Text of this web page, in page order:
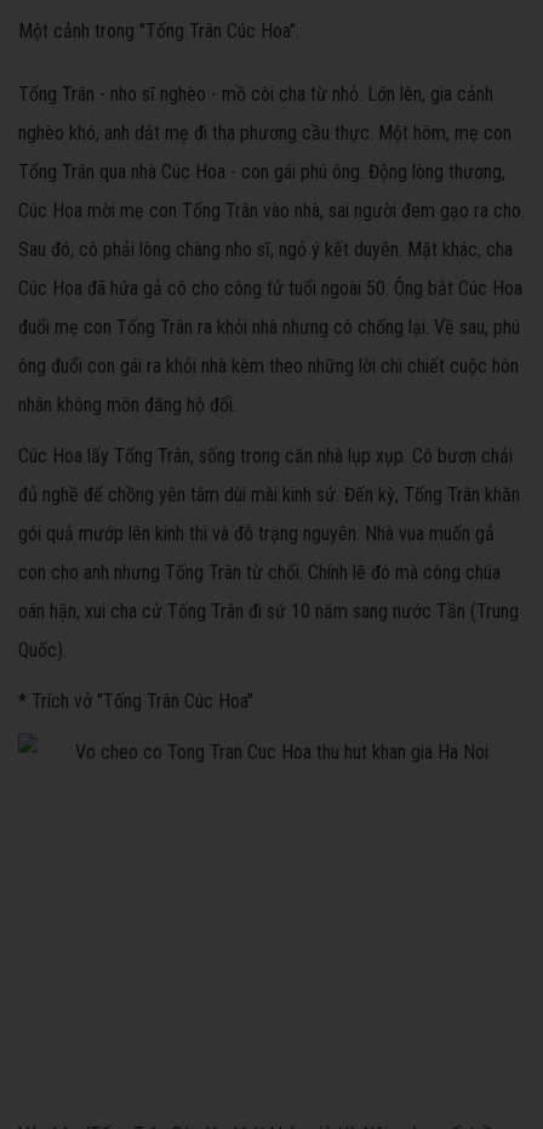
Một cảnh trong "Tống Trân Cúc Hoa".
Tống Trân - nho sĩ nghèo - mồ côi cha từ nhỏ. Lớn lên, gia cảnh
nghèo khó, anh dắt mẹ đi tha phương cầu thực. Một hôm, mẹ con
Tống Trân qua nhà Cúc Hoa - con gái phú ông. Động lòng thương,
Cúc Hoa mời mẹ con Tống Trân vào nhà, sai người đem gạo ra cho.
Sau đó, cô phải lòng chàng nho sĩ, ngỏ ý kết duyên. Mặt khác, cha
Cúc Hoa đã hứa gả cô cho công tử tuổi ngoài 50. Ông bắt Cúc Hoa
đuổi mẹ con Tống Trân ra khỏi nhà nhưng cô chống lại. Về sau, phú
ông đuổi con gái ra khỏi nhà kèm theo những lời chì chiết cuộc hôn
nhân không môn đăng hộ đối.
Cúc Hoa lấy Tống Trân, sống trong căn nhà lụp xụp. Cô bươn chải
đủ nghề để chồng yên tâm dùi mài kinh sử. Đến kỳ, Tống Trân khăn
gói quả mướp lên kinh thi và đỗ trạng nguyên. Nhà vua muốn gả
con cho anh nhưng Tống Trân từ chối. Chính lẽ đó mà công chúa
oán hận, xui cha cử Tống Trân đi sứ 10 năm sang nước Tần (Trung
Quốc).
* Trích vở "Tống Trân Cúc Hoa"